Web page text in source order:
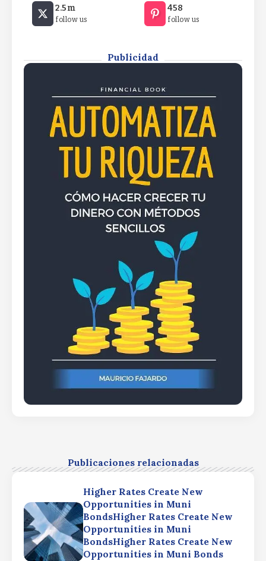
momentum as XRP ETF inflows expected to
surpass $1.51 billionWall Street optimism fuels
optimism fuels new market momentum as XRP
ETF inflows expected to surpass $1.51 billion
2.5m
follow us
458
follow us
Publicidad
Publicaciones relacionadas
Higher Rates Create New
Opportunities in Muni
BondsHigher Rates Create New
Opportunities in Muni
BondsHigher Rates Create New
Opportunities in Muni Bonds